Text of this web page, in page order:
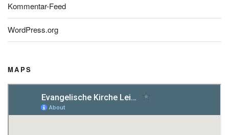
Kommentar-Feed
WordPress.org
MAPS